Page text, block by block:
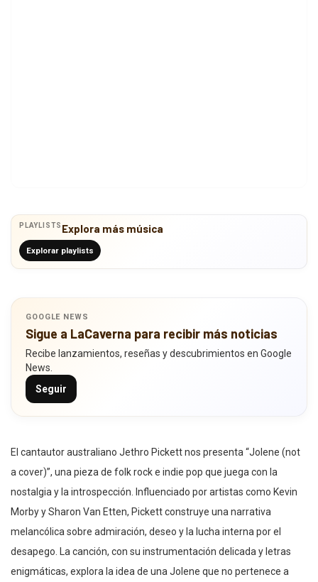
PLAYLISTS Explora más música
Explorar playlists
GOOGLE NEWS
Sigue a LaCaverna para recibir más noticias
Recibe lanzamientos, reseñas y descubrimientos en Google
News.
Seguir
El cantautor australiano Jethro Pickett nos presenta “Jolene (not
a cover)”, una pieza de folk rock e indie pop que juega con la
nostalgia y la introspección. Influenciado por artistas como Kevin
Morby y Sharon Van Etten, Pickett construye una narrativa
melancólica sobre admiración, deseo y la lucha interna por el
desapego. La canción, con su instrumentación delicada y letras
enigmáticas, explora la idea de una Jolene que no pertenece a